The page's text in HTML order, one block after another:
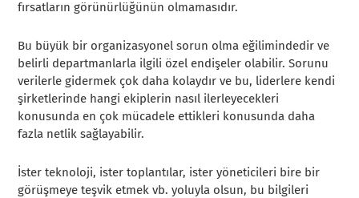
fırsatların görünürlüğünün olmamasıdır.
Bu büyük bir organizasyonel sorun olma eğilimindedir ve
belirli departmanlarla ilgili özel endişeler olabilir. Sorunu
verilerle gidermek çok daha kolaydır ve bu, liderlere kendi
şirketlerinde hangi ekiplerin nasıl ilerleyecekleri
konusunda en çok mücadele ettikleri konusunda daha
fazla netlik sağlayabilir.
İster teknoloji, ister toplantılar, ister yöneticileri bire bir
görüşmeye teşvik etmek vb. yoluyla olsun, bu bilgileri